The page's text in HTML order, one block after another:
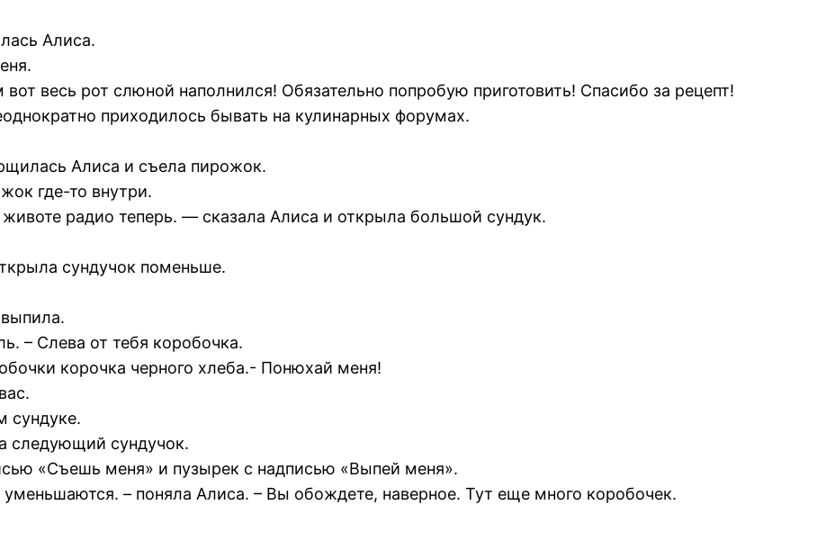
Алиса.
весь рот слюной наполнился! Обязательно попробую приготовить! Спасибо за рецепт!
приходилось бывать на кулинарных форумах.
Алиса и съела пирожок.
где-то внутри.
радио теперь. — сказала Алиса и открыла большой сундук.
сундучок поменьше.
– Слева от тебя коробочка.
корочка черного хлеба.- Понюхай меня!
сундуке.
следующий сундучок.
«Съешь меня» и пузырек с надписью «Выпей меня».
– поняла Алиса. – Вы обождете, наверное. Тут еще много коробочек.